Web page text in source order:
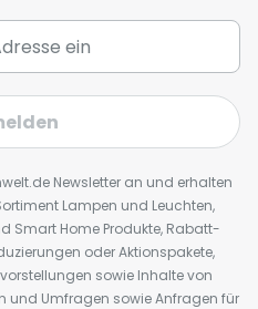
Newsletter an und erhalten
Lampen und Leuchten,
Smart Home Produkte, Rabatt-
oder Aktionspakete,
sowie Inhalte von
und Umfragen sowie Anfragen für